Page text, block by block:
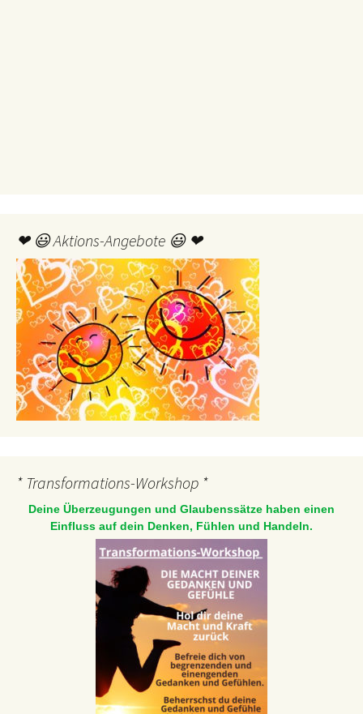
❤ 😃 Aktions-Angebote 😃 ❤
* Transformations-Workshop *
Deine Überzeugungen und Glaubenssätze haben einen
Einfluss auf dein Denken, Fühlen und Handeln.